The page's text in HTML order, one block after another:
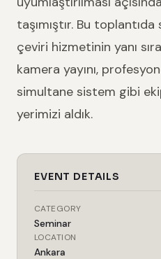
taşımıştır. Bu toplantıda
çeviri hizmetinin yanı
kamera yayını,
simultane sistem gibi
yerimizi aldık.
EVENT DETAILS
CATEGORY
Seminar
LOCATION
Ankara